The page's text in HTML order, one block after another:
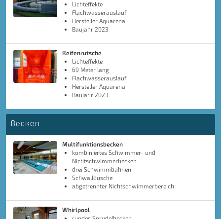
Lichteffekte
Flachwasserauslauf
Hersteller Aquarena
Baujahr 2023
Reifenrutsche
Lichteffekte
69 Meter lang
Flachwasserauslauf
Hersteller Aquarena
Baujahr 2023
Becken
Multifunktionsbecken
kombiniertes Schwimmer- und
Nichtschwimmerbecken
drei Schwimmbahnen
Schwalldusche
abgetrennter Nichtschwimmerbereich
Whirlpool